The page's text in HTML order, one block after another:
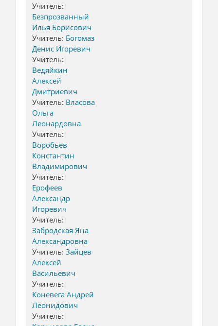
Учитель:
Безпрозванный
Илья Борисович
Учитель: Богомаз
Денис Игоревич
Учитель:
Ведяйкин
Алексей
Дмитриевич
Учитель: Власова
Ольга
Леонардовна
Учитель:
Воробьев
Константин
Владимирович
Учитель:
Ерофеев
Александр
Игоревич
Учитель:
Забродская Яна
Александровна
Учитель: Зайцев
Алексей
Васильевич
Учитель:
Коневега Андрей
Леонидович
Учитель: